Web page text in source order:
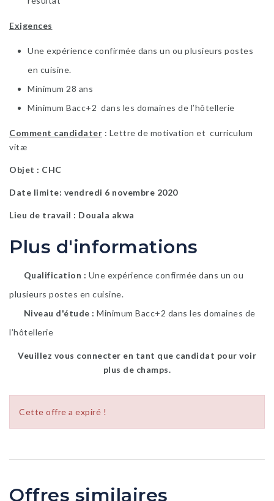
Exigences
Une expérience confirmée dans un ou plusieurs postes
en cuisine.
Minimum 28 ans
Minimum Bacc+2 dans les domaines de l’hôtellerie
Comment candidater : Lettre de motivation et curriculum
vitæ
Objet : CHC
Date limite: vendredi 6 novembre 2020
Lieu de travail : Douala akwa
Plus d'informations
Qualification
Une expérience confirmée dans un ou
plusieurs postes en cuisine.
Niveau d'étude
Minimum Bacc+2 dans les domaines de
l’hôtellerie
Veuillez vous connecter en tant que candidat pour voir
plus de champs.
Cette offre a expiré !
Offres similaires